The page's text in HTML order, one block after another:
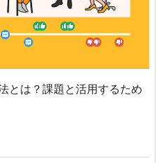
とは？課題と活用するため